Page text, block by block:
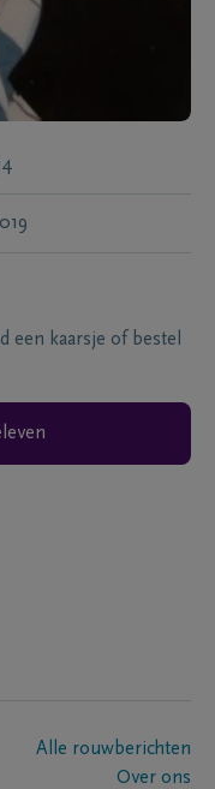
een kaarsje of bestel
Alle rouwberichten
Over ons